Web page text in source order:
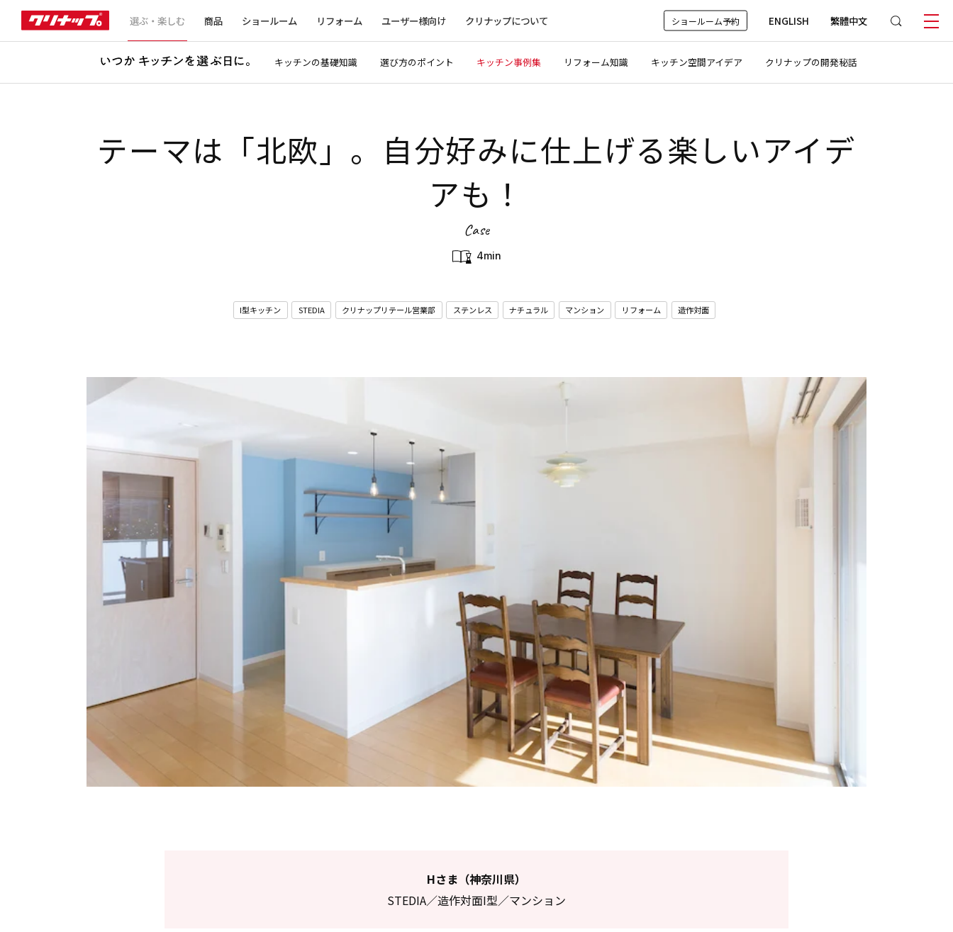
選ぶ・楽しむ 商品 ショールーム リフォーム ユーザー様向け クリナップについて ショールーム予約 ENGLISH 繁體中文
キッチンの基礎知識 選び方のポイント キッチン事例集 リフォーム知識 キッチン空間アイデア クリナップの開発秘話
テーマは「北欧」。自分好みに仕上げる楽しいアイデ
アも！
Case
4min
I型キッチン STEDIA クリナップリテール営業部 ステンレス ナチュラル マンション リフォーム 造作対面
Hさま（神奈川県）
STEDIA／造作対面I型／マンション